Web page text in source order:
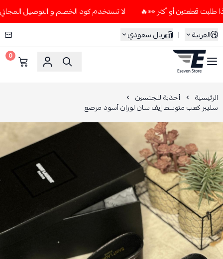
لا تستخدم كود الخصم و التوصيل المجاني " N7 " إلا إذا طلبت قطعتين أو أكثر 👀🔥
العربية
| ريال سعودي
ESEVEN STORE
0
الرئيسية أحذية للجنسين
سليبر كعب متوسط إيف سان لوران أسود مرصع